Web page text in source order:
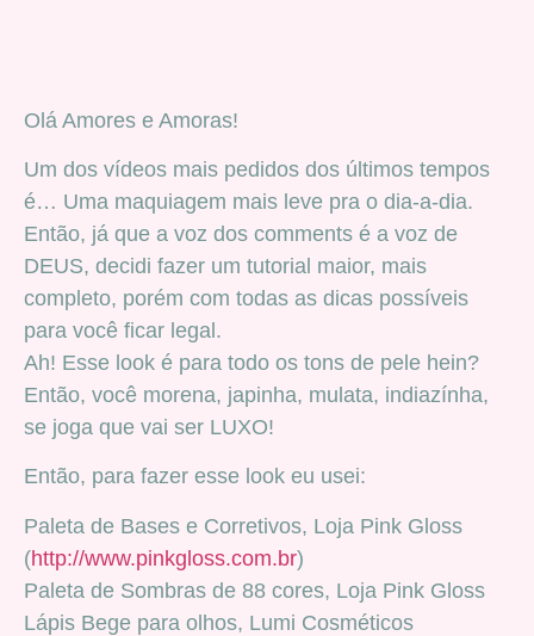
Olá Amores e Amoras!
Um dos vídeos mais pedidos dos últimos tempos
é… Uma maquiagem mais leve pra o dia-a-dia.
Então, já que a voz dos comments é a voz de
DEUS, decidi fazer um tutorial maior, mais
completo, porém com todas as dicas possíveis
para você ficar legal.
Ah! Esse look é para todo os tons de pele hein?
Então, você morena, japinha, mulata, indiazínha,
se joga que vai ser LUXO!
Então, para fazer esse look eu usei:
Paleta de Bases e Corretivos, Loja Pink Gloss
(http://www.pinkgloss.com.br)
Paleta de Sombras de 88 cores, Loja Pink Gloss
Lápis Bege para olhos, Lumi Cosméticos